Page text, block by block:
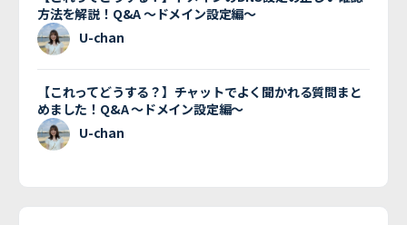
方法を解説！Q&A 〜ドメイン設定編〜
U-chan
【これってどうする？】チャットでよく聞かれる質問まと
めました！Q&A 〜ドメイン設定編〜
U-chan